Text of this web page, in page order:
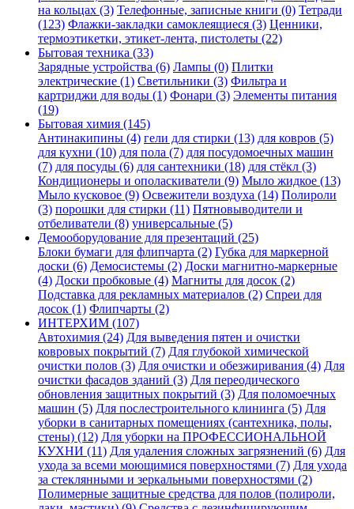
на кольцах (3) Телефонные, записные книги (0) Тетради
(123) Флажки-закладки самоклеящиеся (3) Ценники,
термоэтикетки, этикет-лента, пистолеты (22)
Бытовая техника (33)
Зарядные устройства (6) Лампы (0) Плитки
электрические (1) Светильники (3) Фильтра и
картриджи для воды (1) Фонари (3) Элементы питания
(19)
Бытовая химия (145)
Антинакипины (4) гели для стирки (13) для ковров (5)
для кухни (10) для пола (7) для посудомоечных машин
(7) для посуды (6) для сантехники (18) для стёкл (3)
Кондиционеры и ополаскиватели (9) Мыло жидкое (13)
Мыло кусковое (9) Освежители воздуха (14) Полироли
(3) порошки для стирки (11) Пятновыводители и
отбеливатели (8) универсальные (5)
Демооборудование для презентаций (25)
Блоки бумаги для флипчарта (2) Губка для маркерной
доски (6) Демосистемы (2) Доски магнитно-маркерные
(4) Доски пробковые (4) Магниты для досок (2)
Подставка для рекламных материалов (2) Спреи для
досок (1) Флипчарты (2)
ИНТЕРХИМ (107)
Автохимия (24) Для выведения пятен и очистки
ковровых покрытий (7) Для глубокой химической
очистки полов (3) Для очистки и обезжиривания (4) Для
очистки фасадов зданий (3) Для переодического
обновления защитных покрытий (3) Для поломоечных
машин (5) Для послестроительного клининга (5) Для
уборки в санитарных помещениях (сантехника, полы,
стены) (12) Для уборки на ПРОФЕССИОНАЛЬНОЙ
КУХНИ (11) Для удаления сложных загрязнений (6) Для
ухода за всеми моющимися поверхностями (7) Для ухода
за стеклянными и зеркальными поверхностями (2)
Полимерные защитные средства для полов (полироли,